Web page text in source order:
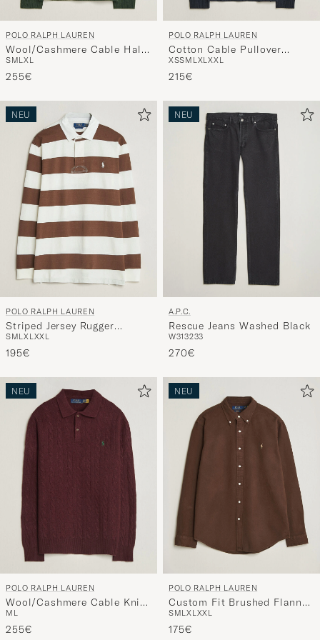
POLO RALPH LAUREN
Wool/Cashmere Cable Half
Zip Lodgepole Pine Heather
SMLXL
255€
POLO RALPH LAUREN
Cotton Cable Pullover
Hunter Navy
XSSM LXLXXL
215€
NEU
POLO RALPH LAUREN
Striped Jersey Rugger
Cream/Brown
SMLXLXXL
195€
NEU
A.P.C.
Rescue Jeans Washed Black
W313233
270€
NEU
POLO RALPH LAUREN
Wool/Cashmere Cable Knit
Polo Aged Wine Heather
M L
255€
NEU
POLO RALPH LAUREN
Custom Fit Brushed Flannel
Shirt Nutmeg Brown
SMLXLXXL
175€